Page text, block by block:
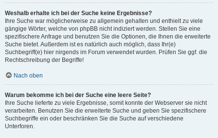
Weshalb erhalte ich bei der Suche keine Ergebnisse?
Ihre Suche war möglicherweise zu allgemein gehalten und enthielt zu viele
gängige Wörter, welche von phpBB nicht indiziert werden. Stellen Sie eine
spezifischere Anfrage und benutzen Sie die Optionen, die Ihnen die erweiterte
Suche bietet. Außerdem ist es natürlich auch möglich, dass Ihr(e)
Suchbegriff(e) hier nirgends im Forum verwendet wurden. Prüfen Sie ggf. die
Rechtschreibung der Begriffe!
Nach oben
Warum bekomme ich bei der Suche eine leere Seite?
Ihre Suche lieferte zu viele Ergebnisse, somit konnte der Webserver sie nicht
verarbeiten. Benutzen Sie die erweiterte Suche und geben Sie spezifischere
Suchbegriffe ein oder beschränken Sie die Suche auf verschiedene
Unterforen.